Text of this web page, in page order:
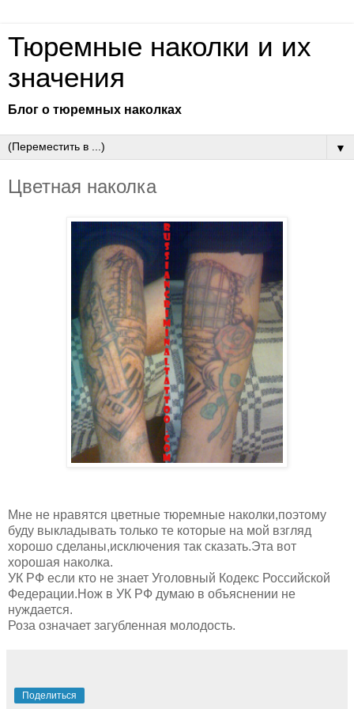
Тюремные наколки и их
значения
Блог о тюремных наколках
▼
Цветная наколка
Мне не нравятся цветные тюремные наколки,поэтому
буду выкладывать только те которые на мой взгляд
хорошо сделаны,исключения так сказать.Эта вот
хорошая наколка.
УК РФ если кто не знает Уголовный Кодекс Российской
Федерации.Нож в УК РФ думаю в объяснении не
нуждается.
Роза означает загубленная молодость.
Поделиться